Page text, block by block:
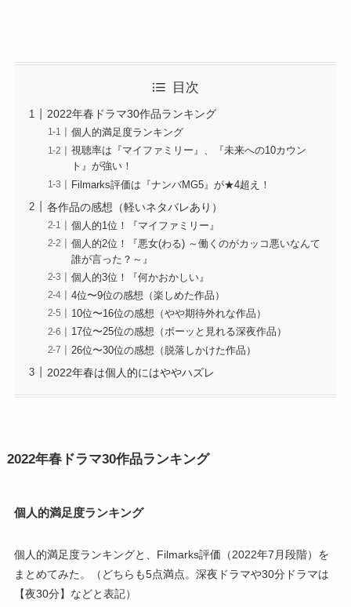
目次
2022年春ドラマ30作品ランキング
個人的満足度ランキング
視聴率は『マイファミリー』、『未来への10カウン
ト』が強い！
Filmarks評価は『ナンバMG5』が★4超え！
各作品の感想（軽いネタバレあり）
個人的1位！『マイファミリー』
個人的2位！『悪女(わる) ～働くのがカッコ悪いなんて
誰が言った？～』
個人的3位！『何かおかしい』
4位〜9位の感想（楽しめた作品）
10位〜16位の感想（やや期待外れな作品）
17位〜25位の感想（ボーッと見れる深夜作品）
26位〜30位の感想（脱落しかけた作品）
2022年春は個人的にはややハズレ
2022年春ドラマ30作品ランキング
個人的満足度ランキング
個人的満足度ランキングと、Filmarks評価（2022年7月段階）を
まとめてみた。（どちらも5点満点。深夜ドラマや30分ドラマは
【夜30分】などと表記）